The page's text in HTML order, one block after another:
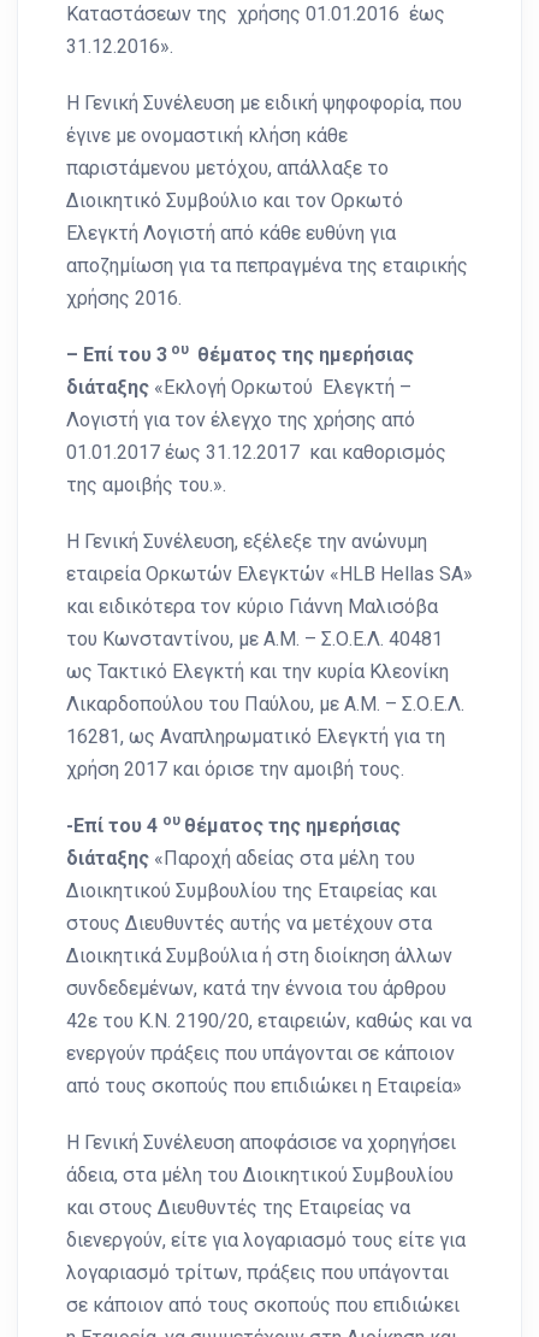
Καταστάσεων της χρήσης 01.01.2016 έως
31.12.2016».
Η Γενική Συνέλευση με ειδική ψηφοφορία, που
έγινε με ονομαστική κλήση κάθε
παριστάμενου μετόχου, απάλλαξε το
Διοικητικό Συμβούλιο και τον Ορκωτό
Ελεγκτή Λογιστή από κάθε ευθύνη για
αποζημίωση για τα πεπραγμένα της εταιρικής
χρήσης 2016.
– Επί του 3 ου θέματος της ημερήσιας
διάταξης «Εκλογή Ορκωτού Ελεγκτή –
Λογιστή για τον έλεγχο της χρήσης από
01.01.2017 έως 31.12.2017 και καθορισμός
της αμοιβής του.».
Η Γενική Συνέλευση, εξέλεξε την ανώνυμη
εταιρεία Ορκωτών Ελεγκτών «HLB Hellas SA»
και ειδικότερα τον κύριο Γιάννη Μαλισόβα
του Κωνσταντίνου, με Α.Μ. – Σ.Ο.Ε.Λ. 40481
ως Τακτικό Ελεγκτή και την κυρία Κλεονίκη
Λικαρδοπούλου του Παύλου, με Α.Μ. – Σ.Ο.Ε.Λ.
16281, ως Αναπληρωματικό Ελεγκτή για τη
χρήση 2017 και όρισε την αμοιβή τους.
-Επί του 4 ου θέματος της ημερήσιας
διάταξης «Παροχή αδείας στα μέλη του
Διοικητικού Συμβουλίου της Εταιρείας και
στους Διευθυντές αυτής να μετέχουν στα
Διοικητικά Συμβούλια ή στη διοίκηση άλλων
συνδεδεμένων, κατά την έννοια του άρθρου
42ε του Κ.Ν. 2190/20, εταιρειών, καθώς και να
ενεργούν πράξεις που υπάγονται σε κάποιον
από τους σκοπούς που επιδιώκει η Εταιρεία»
Η Γενική Συνέλευση αποφάσισε να χορηγήσει
άδεια, στα μέλη του Διοικητικού Συμβουλίου
και στους Διευθυντές της Εταιρείας να
διενεργούν, είτε για λογαριασμό τους είτε για
λογαριασμό τρίτων, πράξεις που υπάγονται
σε κάποιον από τους σκοπούς που επιδιώκει